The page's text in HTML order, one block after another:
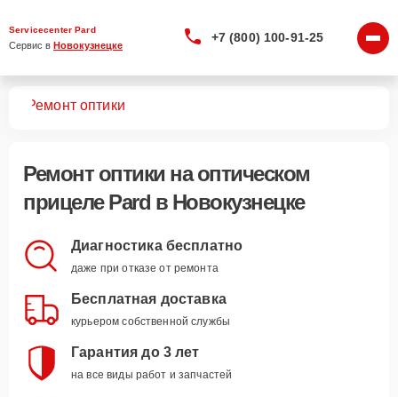
Servicecenter Pard
Сервис в Новокузнецке
+7 (800) 100-91-25
Ремонт оптики
Ремонт оптики на оптическом
прицеле Pard в Новокузнецке
Диагностика бесплатно
даже при отказе от ремонта
Бесплатная доставка
курьером собственной службы
Гарантия до 3 лет
на все виды работ и запчастей